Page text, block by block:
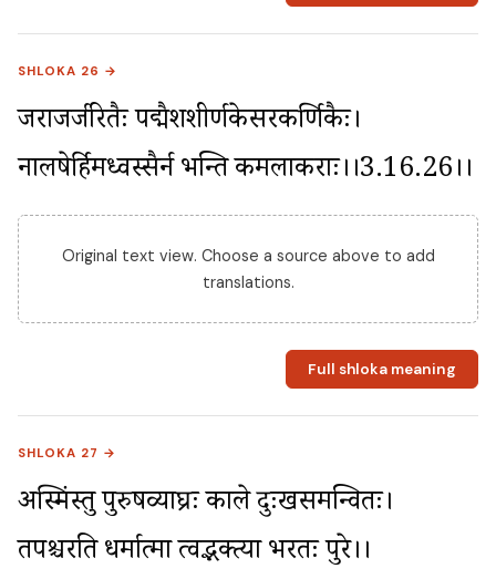
SHLOKA 26 →
जराजर्जरितैः पद्मैशशीर्णकेसरकर्णिकैः।
नालषेर्हिमध्वस्सैर्न भन्ति कमलाकराः।।3.16.26।।
Original text view. Choose a source above to add
translations.
Full shloka meaning
SHLOKA 27 →
अस्मिंस्तु पुरुषव्याघ्रः काले दुःखसमन्वितः।
तपश्चरति धर्मात्मा त्वद्भक्त्या भरतः पुरे।।